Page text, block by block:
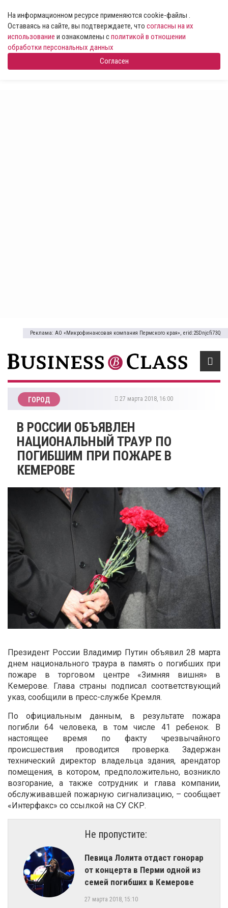
На информационном ресурсе применяются cookie-файлы .
Оставаясь на сайте, вы подтверждаете, что согласны на их
использование и ознакомлены сполитикой в отношении
обработки персональных данных
Согласен
Реклама: АО «Микрофинансовая компания Пермского края», erid:2SDnjcfi73Q
ГОРОД 27 марта 2018, 16:00
В РОССИИ ОБЪЯВЛЕН
НАЦИОНАЛЬНЫЙ ТРАУР ПО
ПОГИБШИМ ПРИ ПОЖАРЕ В
КЕМЕРОВЕ
Президент России Владимир Путин объявил 28 марта
днем национального траура в память о погибших при
пожаре в торговом центре «Зимняя вишня» в
Кемерове. Глава страны подписал соответствующий
указ, сообщили в пресс-службе Кремля.
По официальным данным, в результате пожара
погибли 64 человека, в том числе 41 ребенок. В
настоящее время по факту чрезвычайного
происшествия проводится проверка. Задержан
технический директор владельца здания, арендатор
помещения, в котором, предположительно, возникло
возгорание, а также сотрудник и глава компании,
обслуживавшей пожарную сигнализацию, – сообщает
«Интерфакс» со ссылкой на СУ СКР.
Не пропустите:
​Певица Лолита отдаст гонорар
от концерта в Перми одной из
семей погибших в Кемерове
27 марта 2018, 15:10